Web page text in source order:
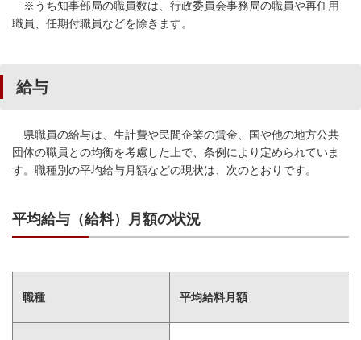
※うち知事部局の職員数は、行政委員会事務局の職員や再任用
職員、任期付職員などを除きます。
給与
県職員の給与は、生計費や民間企業の賃金、国や他の地方公共
団体の職員との均衡を考慮した上で、条例により定められていま
す。職種別の平均給与月額などの現状は、次のとおりです。
平均給与（給料）月額の状況
職種 平均給料月額